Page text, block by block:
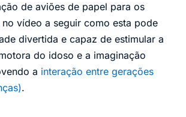
de aviões de papel para os
vídeo a seguir como esta pode
divertida e capaz de estimular a
do idoso e a imaginação
a interação entre gerações
.